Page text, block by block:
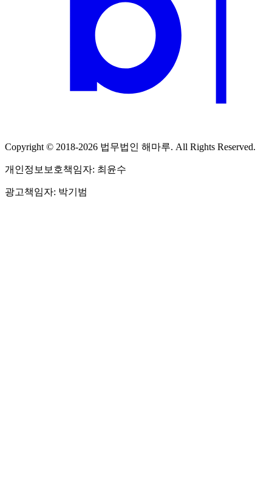
Copyright © 2018-2026 법무법인 해마루. All Rights Reserved.
개인정보보호책임자: 최윤수
광고책임자: 박기범